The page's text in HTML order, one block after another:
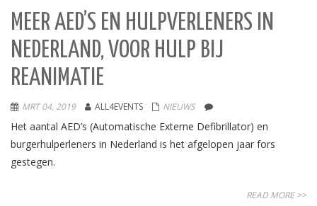
MEER AED’S EN HULPVERLENERS IN
NEDERLAND, VOOR HULP BIJ
REANIMATIE
MRT 04, 2019 ALL4EVENTS NIEUWS
Het aantal AED’s (Automatische Externe Defibrillator) en
burgerhulperleners in Nederland is het afgelopen jaar fors
gestegen.
READ MORE >>